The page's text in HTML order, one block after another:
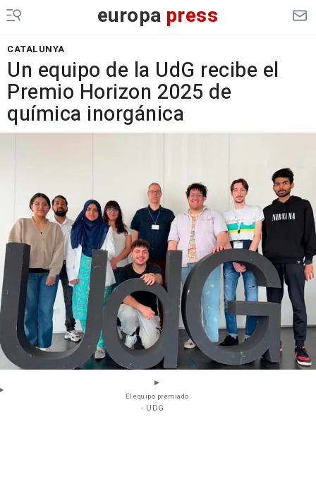
europa press
CATALUNYA
Un equipo de la UdG recibe el
Premio Horizon 2025 de
química inorgánica
El equipo premiado.
- UDG